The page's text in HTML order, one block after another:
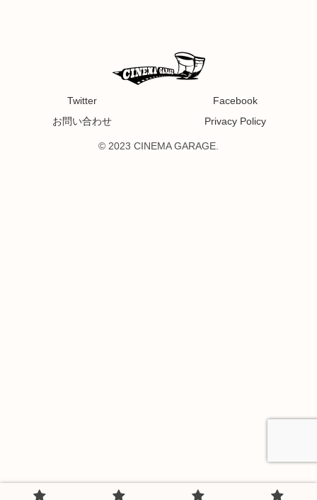
Twitter
Facebook
お問い合わせ
Privacy Policy
© 2023 CINEMA GARAGE.